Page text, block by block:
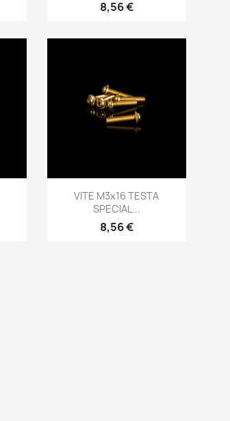
Prezzo
8,56 €
 Anteprima
VITE M3x16 TESTA
SPECIAL...
Prezzo
8,56 €